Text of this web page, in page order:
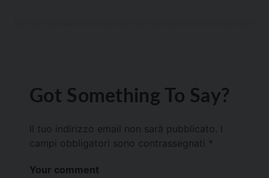
Got Something To Say?
Il tuo indirizzo email non sarà pubblicato.
campi obbligatori sono contrassegnati *
Your comment